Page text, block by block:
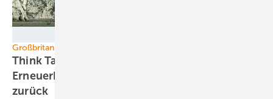
Großbritannien
Think Tank: Investitionen in britische
Erneuerbaren-Projekte gehen 95 Prozent
zurück